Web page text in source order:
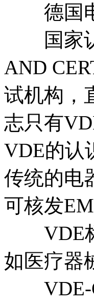
德国电
国家认
AND
试机构，
志只有
VDE的认
传统的电
可核发
VDE标
如医疗器
VDE-